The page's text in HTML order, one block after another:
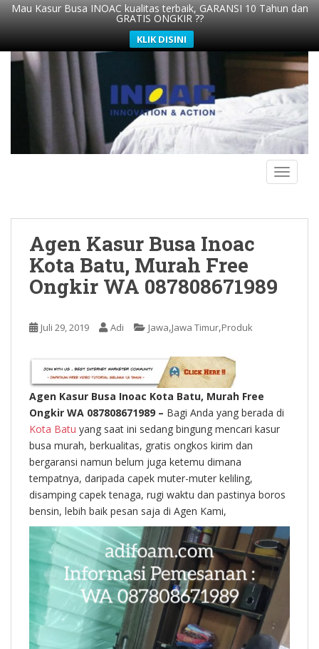
Mau Kasur Busa INOAC kualitas terbaik, GARANSI 10 Tahun dan
GRATIS ONGKIR ??
KLIK DISINI
Agen Kasur Busa Inoac
Kota Batu, Murah Free
Ongkir WA 087808671989
Juli 29, 2019 Adi Jawa,Jawa Timur,Produk
Agen Kasur Busa Inoac Kota Batu, Murah Free
Ongkir WA 087808671989 – Bagi Anda yang berada di
Kota Batu yang saat ini sedang bingung mencari kasur
busa murah, berkualitas, gratis ongkos kirim dan
bergaransi namun belum juga ketemu dimana
tempatnya, daripada capek muter-muter keliling,
disamping capek tenaga, rugi waktu dan pastinya boros
bensin, lebih baik pesan saja di Agen Kami,